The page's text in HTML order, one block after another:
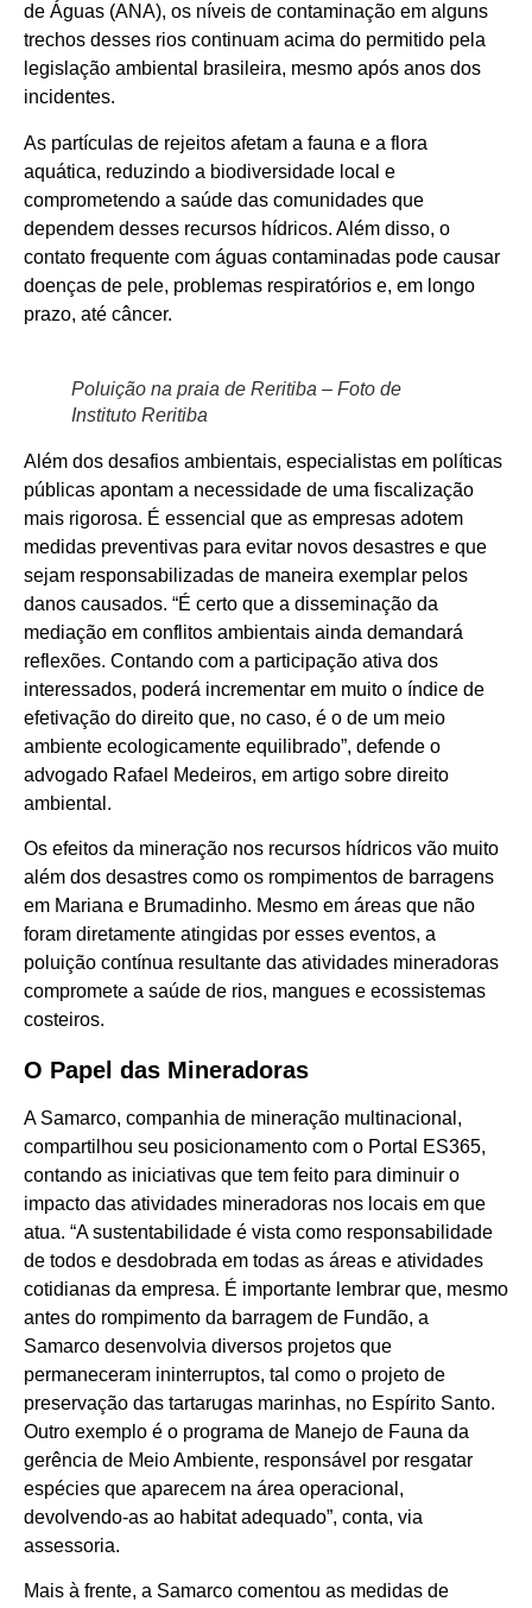
de Águas (ANA), os níveis de contaminação em alguns
trechos desses rios continuam acima do permitido pela
legislação ambiental brasileira, mesmo após anos dos
incidentes.
As partículas de rejeitos afetam a fauna e a flora
aquática, reduzindo a biodiversidade local e
comprometendo a saúde das comunidades que
dependem desses recursos hídricos. Além disso, o
contato frequente com águas contaminadas pode causar
doenças de pele, problemas respiratórios e, em longo
prazo, até câncer.
Poluição na praia de Reritiba – Foto de
Instituto Reritiba
Além dos desafios ambientais, especialistas em políticas
públicas apontam a necessidade de uma fiscalização
mais rigorosa. É essencial que as empresas adotem
medidas preventivas para evitar novos desastres e que
sejam responsabilizadas de maneira exemplar pelos
danos causados. “É certo que a disseminação da
mediação em conflitos ambientais ainda demandará
reflexões. Contando com a participação ativa dos
interessados, poderá incrementar em muito o índice de
efetivação do direito que, no caso, é o de um meio
ambiente ecologicamente equilibrado”, defende o
advogado Rafael Medeiros, em artigo sobre direito
ambiental.
Os efeitos da mineração nos recursos hídricos vão muito
além dos desastres como os rompimentos de barragens
em Mariana e Brumadinho. Mesmo em áreas que não
foram diretamente atingidas por esses eventos, a
poluição contínua resultante das atividades mineradoras
compromete a saúde de rios, mangues e ecossistemas
costeiros.
O Papel das Mineradoras
A Samarco, companhia de mineração multinacional,
compartilhou seu posicionamento com o Portal ES365,
contando as iniciativas que tem feito para diminuir o
impacto das atividades mineradoras nos locais em que
atua. “A sustentabilidade é vista como responsabilidade
de todos e desdobrada em todas as áreas e atividades
cotidianas da empresa. É importante lembrar que, mesmo
antes do rompimento da barragem de Fundão, a
Samarco desenvolvia diversos projetos que
permaneceram ininterruptos, tal como o projeto de
preservação das tartarugas marinhas, no Espírito Santo.
Outro exemplo é o programa de Manejo de Fauna da
gerência de Meio Ambiente, responsável por resgatar
espécies que aparecem na área operacional,
devolvendo-as ao habitat adequado”, conta, via
assessoria.
Mais à frente, a Samarco comentou as medidas de